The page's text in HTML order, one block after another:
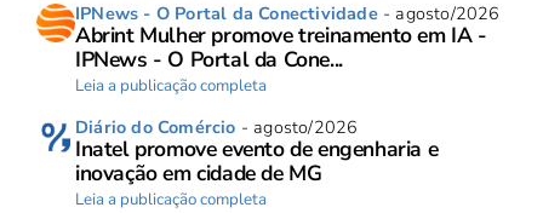
IPNews - O Portal da Conectividade- agosto/2026
Abrint Mulher promove treinamento em IA -
IPNews - O Portal da Cone...
Leia a publicação completa
Diário do Comércio - agosto/2026
Inatel promove evento de engenharia e
inovação em cidade de MG
Leia a publicação completa